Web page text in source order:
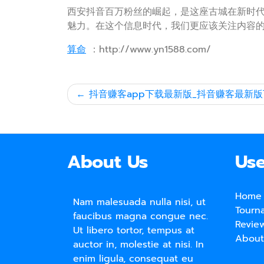
西安抖音百万粉丝的崛起，是这座古城在新时
魅力。在这个信息时代，我们更应该关注内容
算命 ：http://www.yn1588.com/
文
导
航
抖音赚客app下载最新版_抖音赚客最新
About Us
Nam malesuada nulla nisi, ut
faucibus magna congue nec.
Ut libero tortor, tempus at
auctor in, molestie at nisi. In
enim ligula, consequat eu
Home